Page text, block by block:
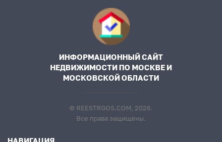
ИНФОРМАЦИОННЫЙ САЙТ
НЕДВИЖИМОСТИ ПО МОСКВЕ И
МОСКОВСКОЙ ОБЛАСТИ
© REESTRGOS.COM, 2026.
Все права защищены.